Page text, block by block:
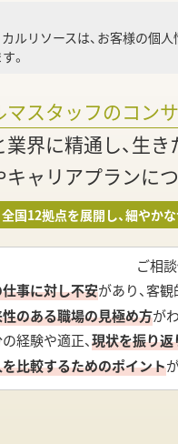
ルリソースは、お客様の個
。
マスタッフのコン
界に精通し、生
キャリアプランに
全国12拠点を展開し、細やか
ご相
事に対し不安があり、客
のある職場の見極め方が
経験や適正、現状を振り返
比較するためのポイント